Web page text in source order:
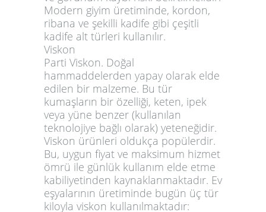
Modern giyim üretiminde, kordon,
ribana ve şekilli kadife gibi çeşitli
kadife alt türleri kullanılır.
Viskon
Parti Viskon. Doğal
hammaddelerden yapay olarak elde
edilen bir malzeme. Bu tür
kumaşların bir özelliği, keten, ipek
veya yüne benzer (kullanılan
teknolojiye bağlı olarak) yeteneğidir.
Viskon ürünleri oldukça popülerdir.
Bu, uygun fiyat ve maksimum hizmet
ömrü ile günlük kullanım elde etme
kabiliyetinden kaynaklanmaktadır. Ev
eşyalarının üretiminde bugün üç tür
kiloyla viskon kullanılmaktadır: